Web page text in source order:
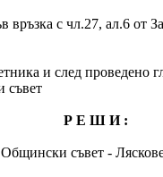
връзка с чл.27, ал.6 от
и след проведено
съвет
Р Е Ш И :
съвет -